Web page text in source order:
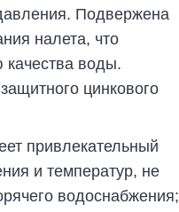
Подвержена
налета, что
качества воды.
цинкового
привлекательный
и температур, не
водоснабжения;